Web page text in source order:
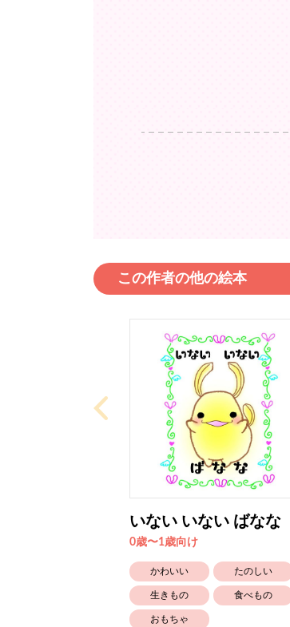
この作者の他の絵本
いない いない ばなな
0歳〜1歳向け
かわいい たのしい
生きもの 食べもの
おもちゃ